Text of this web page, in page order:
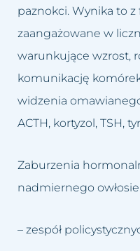
Grzybica
Atopowe
Wypełnianie
Zamykanie
paznokci. Wynika to
zaangażowane w
warunkujące wzrost,
komunikację
widzenia
ACTH, kortyzol, TSH,
Zaburzenia
nadmiernego
– zespół